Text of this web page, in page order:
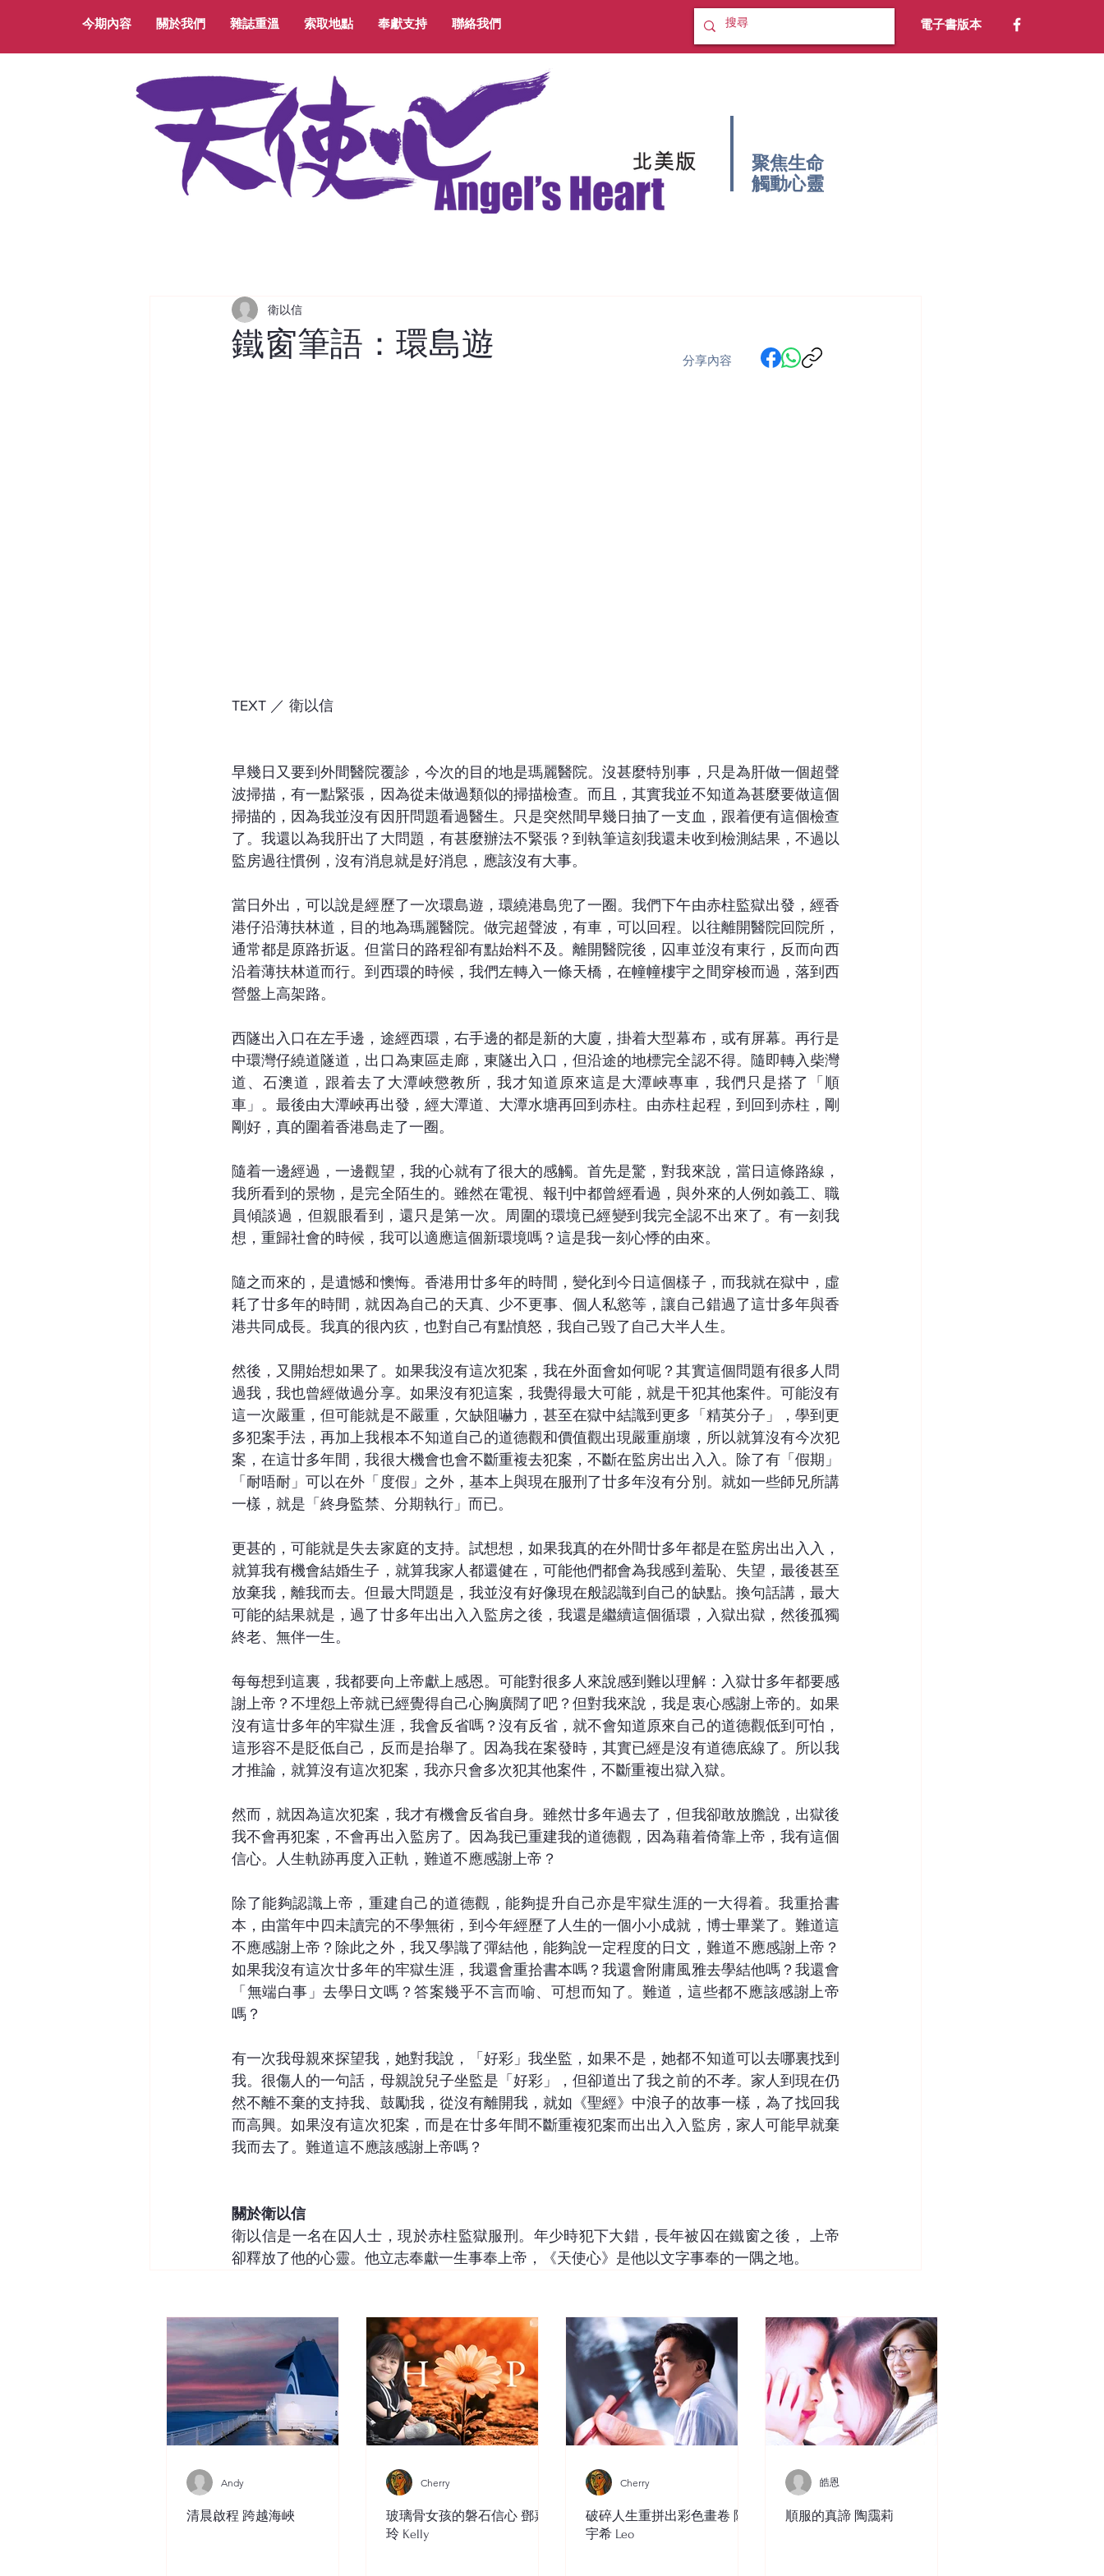
今期內容 關於我們 雜誌重溫 索取地點 奉獻支持 聯絡我們 電子書版本
聚焦生命
​觸動心靈
鐵窗筆語：環島遊
衛以信
TEXT ／ 衛以信
早幾日又要到外間醫院覆診，今次的目的地是瑪麗醫院。沒甚麼特別事，只是為肝做一個超聲
波掃描，有一點緊張，因為從未做過類似的掃描檢查。而且，其實我並不知道為甚麼要做這個
掃描的，因為我並沒有因肝問題看過醫生。只是突然間早幾日抽了一支血，跟着便有這個檢查
了。我還以為我肝出了大問題，有甚麼辦法不緊張？到執筆這刻我還未收到檢測結果，不過以
監房過往慣例，沒有消息就是好消息，應該沒有大事。
當日外出，可以說是經歷了一次環島遊，環繞港島兜了一圈。我們下午由赤柱監獄出發，經香
港仔沿薄扶林道，目的地為瑪麗醫院。做完超聲波，有車，可以回程。以往離開醫院回院所，
通常都是原路折返。但當日的路程卻有點始料不及。離開醫院後，囚車並沒有東行，反而向西
沿着薄扶林道而行。到西環的時候，我們左轉入一條天橋，在幢幢樓宇之間穿梭而過，落到西
營盤上高架路。
西隧出入口在左手邊，途經西環，右手邊的都是新的大廈，掛着大型幕布，或有屏幕。再行是
中環灣仔繞道隧道，出口為東區走廊，東隧出入口，但沿途的地標完全認不得。隨即轉入柴灣
道、石澳道，跟着去了大潭峽懲教所，我才知道原來這是大潭峽專車，我們只是搭了「順
車」。最後由大潭峽再出發，經大潭道、大潭水塘再回到赤柱。由赤柱起程，到回到赤柱，剛
剛好，真的圍着香港島走了一圈。
隨着一邊經過，一邊觀望，我的心就有了很大的感觸。首先是驚，對我來說，當日這條路線，
我所看到的景物，是完全陌生的。雖然在電視、報刊中都曾經看過，與外來的人例如義工、職
員傾談過，但親眼看到，還只是第一次。周圍的環境已經變到我完全認不出來了。有一刻我
想，重歸社會的時候，我可以適應這個新環境嗎？這是我一刻心悸的由來。
隨之而來的，是遺憾和懊悔。香港用廿多年的時間，變化到今日這個樣子，而我就在獄中，虛
耗了廿多年的時間，就因為自己的天真、少不更事、個人私慾等，讓自己錯過了這廿多年與香
港共同成長。我真的很內疚，也對自己有點憤怒，我自己毀了自己大半人生。
然後，又開始想如果了。如果我沒有這次犯案，我在外面會如何呢？其實這個問題有很多人問
過我，我也曾經做過分享。如果沒有犯這案，我覺得最大可能，就是干犯其他案件。可能沒有
這一次嚴重，但可能就是不嚴重，欠缺阻嚇力，甚至在獄中結識到更多「精英分子」，學到更
多犯案手法，再加上我根本不知道自己的道德觀和價值觀出現嚴重崩壞，所以就算沒有今次犯
案，在這廿多年間，我很大機會也會不斷重複去犯案，不斷在監房出出入入。除了有「假期」
「耐唔耐」可以在外「度假」之外，基本上與現在服刑了廿多年沒有分別。就如一些師兄所講
一樣，就是「終身監禁、分期執行」而已。
更甚的，可能就是失去家庭的支持。試想想，如果我真的在外間廿多年都是在監房出出入入，
就算我有機會結婚生子，就算我家人都還健在，可能他們都會為我感到羞恥、失望，最後甚至
放棄我，離我而去。但最大問題是，我並沒有好像現在般認識到自己的缺點。換句話講，最大
可能的結果就是，過了廿多年出出入入監房之後，我還是繼續這個循環，入獄出獄，然後孤獨
終老、無伴一生。
每每想到這裏，我都要向上帝獻上感恩。可能對很多人來說感到難以理解：入獄廿多年都要感
謝上帝？不埋怨上帝就已經覺得自己心胸廣闊了吧？但對我來說，我是衷心感謝上帝的。如果
沒有這廿多年的牢獄生涯，我會反省嗎？沒有反省，就不會知道原來自己的道德觀低到可怕，
這形容不是貶低自己，反而是抬舉了。因為我在案發時，其實已經是沒有道德底線了。所以我
才推論，就算沒有這次犯案，我亦只會多次犯其他案件，不斷重複出獄入獄。
然而，就因為這次犯案，我才有機會反省自身。雖然廿多年過去了，但我卻敢放膽說，出獄後
我不會再犯案，不會再出入監房了。因為我已重建我的道德觀，因為藉着倚靠上帝，我有這個
信心。人生軌跡再度入正軌，難道不應感謝上帝？
除了能夠認識上帝，重建自己的道德觀，能夠提升自己亦是牢獄生涯的一大得着。我重拾書
本，由當年中四未讀完的不學無術，到今年經歷了人生的一個小小成就，博士畢業了。難道這
不應感謝上帝？除此之外，我又學識了彈結他，能夠說一定程度的日文，難道不應感謝上帝？
如果我沒有這次廿多年的牢獄生涯，我還會重拾書本嗎？我還會附庸風雅去學結他嗎？我還會
「無端白事」去學日文嗎？答案幾乎不言而喻、可想而知了。難道，這些都不應該感謝上帝
嗎？
有一次我母親來探望我，她對我說，「好彩」我坐監，如果不是，她都不知道可以去哪裏找到
我。很傷人的一句話，母親說兒子坐監是「好彩」，但卻道出了我之前的不孝。家人到現在仍
然不離不棄的支持我、鼓勵我，從沒有離開我，就如《聖經》中浪子的故事一樣，為了找回我
而高興。如果沒有這次犯案，而是在廿多年間不斷重複犯案而出出入入監房，家人可能早就棄
我而去了。難道這不應該感謝上帝嗎？
關於衛以信
衛以信是一名在囚人士，現於赤柱監獄服刑。年少時犯下大錯，長年被囚在鐵窗之後， 上帝
卻釋放了他的心靈。他立志奉獻一生事奉上帝，《天使心》是他以文字事奉的一隅之地。
分享內容
清晨啟程 跨越海峽
Andy
玻璃骨女孩的磐石信心 鄧嘉
玲 Kelly
Cherry
破碎人生重拼出彩色畫卷 陳
宇希 Leo
Cherry
順服的真諦 陶靄莉
皓恩